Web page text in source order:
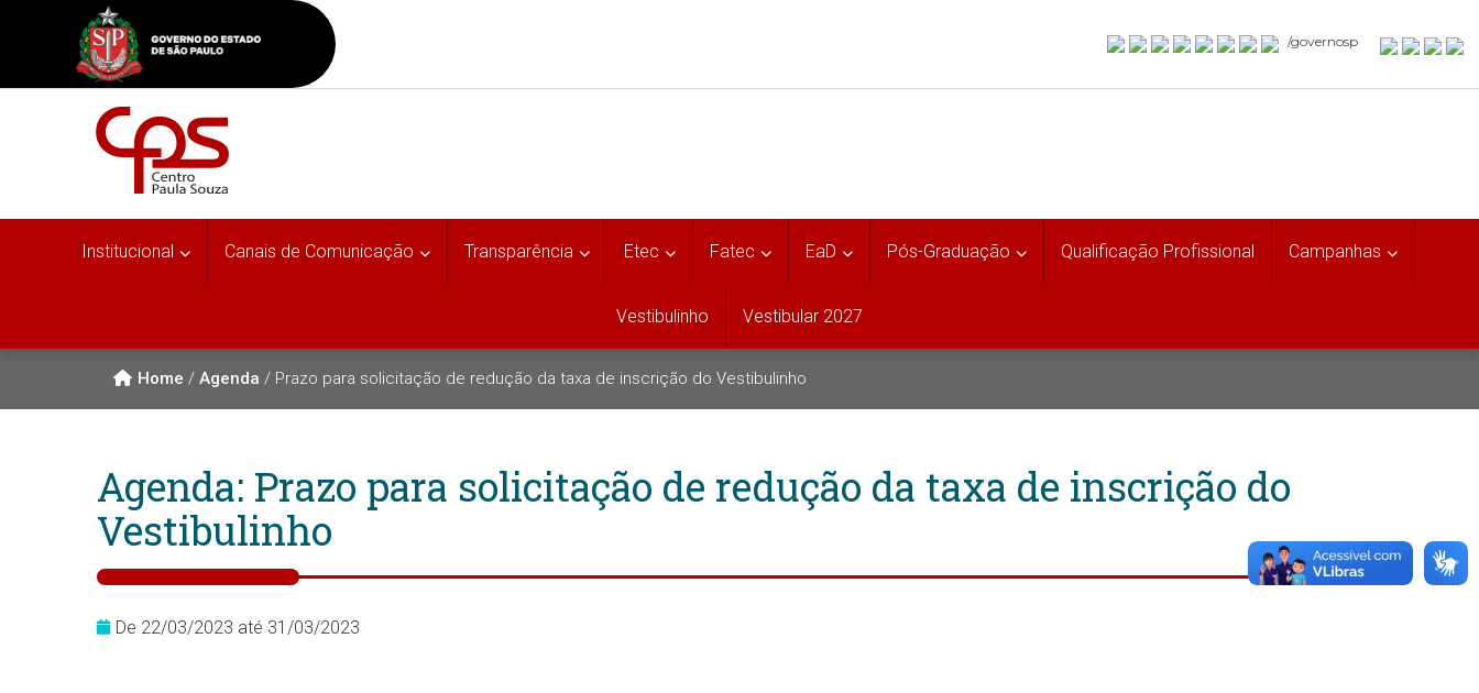
/governosp
Institucional Canais de Comunicação Transparência Etec Fatec EaD Pós-Graduação Qualificação Profissional Campanhas
Vestibulinho Vestibular 2027
Home / Agenda / Prazo para solicitação de redução da taxa de inscrição do Vestibulinho
Agenda: Prazo para solicitação de redução da taxa de inscrição do
Vestibulinho
De 22/03/2023 até 31/03/2023